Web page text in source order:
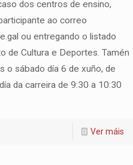
dos centros de ensino,
ao correo
ou entregando o listado
de Cultura e Deportes. Tamén
o sábado día 6 de xuño, de
da carreira de 9:30 a 10:30
Ver máis